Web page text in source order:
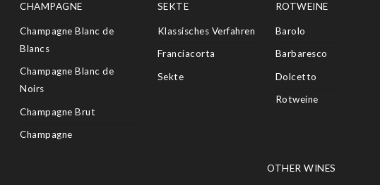
CHAMPAGNE
Champagne Blanc de
Blancs
Champagne Blanc de
Noirs
Champagne Brut
Champagne
SEKTE
Klassisches Verfahren
Franciacorta
Sekte
ROTWEINE
Barolo
Barbaresco
Dolcetto
Rotweine
OTHER WINES